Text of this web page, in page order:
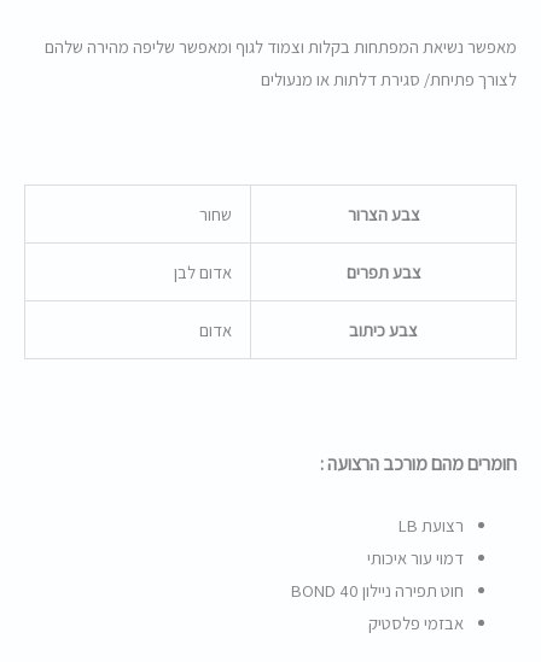
מאפשר נשיאת המפתחות בקלות וצמוד לגוף ומאפשר שליפה מהירה שלהם
לצורך פתיחת/ סגירת דלתות או מנעולים
צבע הצרור שחור
צבע תפרים אדום לבן
צבע כיתוב אדום
חומרים מהם מורכב הרצועה :
רצועת LB
דמוי עור איכותי
חוט תפירה ניילון BOND 40
אבזמי פלסטיק